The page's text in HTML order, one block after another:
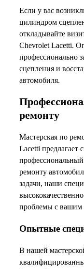
Если у вас
цилиндром
откладывайте
Chevrolet Lacetti.
профессионально
сцепления и
автомобиля.
ремонту
Мастерская по
Lacetti предлагает
ремонту
задачи, наши
проблемы с вашим
Опытные
В нашей